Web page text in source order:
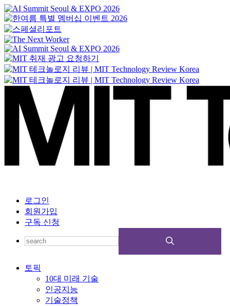
로그인
회원가입
구독 신청
토픽
10대 미래 기술
인공지능
기술정책